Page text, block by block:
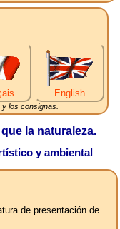
English
los consignas.
la naturaleza.
y ambiental
de presentación de